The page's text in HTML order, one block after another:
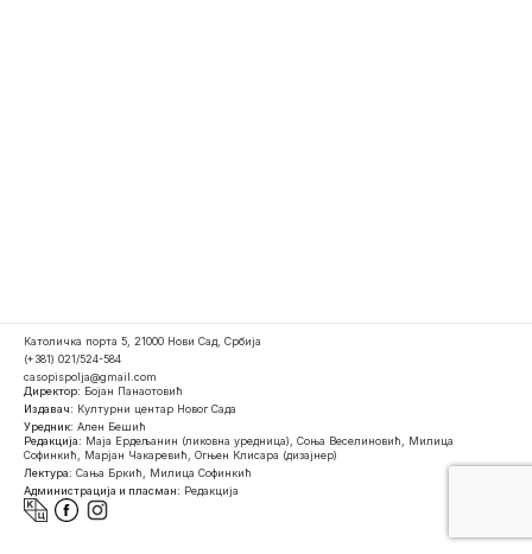
Католичка порта 5, 21000 Нови Сад, Србија
(+381) 021/524-584
casopispolja@gmail.com
Директор: Бојан Панаотовић
Издавач: Културни центар Новог Сада
Уредник: Ален Бешић
Редакција: Маја Ердељанин (ликовна уредница), Соња Веселиновић, Милица
Софинкић, Марјан Чакаревић, Огњен Клисара (дизајнер)
Лектура: Сања Бркић, Милица Софинкић
Администрација и пласман: Редакција